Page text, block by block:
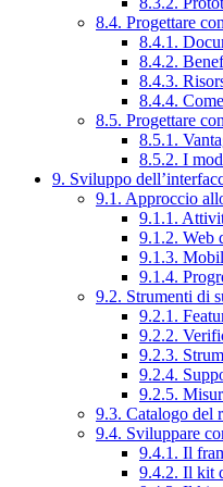
8.4. Progettare
8.4.1.
8.4.2.
8.4.3.
8.4.4.
8.5. Progettare
8.5.1.
8.5.2. I
9. Sviluppo
9.1. Approccio
9.1.1.
9.1.2. Web
9.1.3.
9.1.4.
9.2. Strumenti di
9.2.1.
9.2.2.
9.2.3.
9.2.4.
9.2.5.
9.3. Catalogo del
9.4. Sviluppare
9.4.1. Il
9.4.2. Il kit